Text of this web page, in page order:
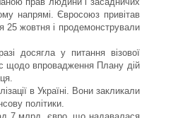
напрямі. Євросоюз привітав
25 жовтня і продемонстрували
досягла у питання візової
щодо впровадження Плану дій
в Україні. Вони закликали
політики.